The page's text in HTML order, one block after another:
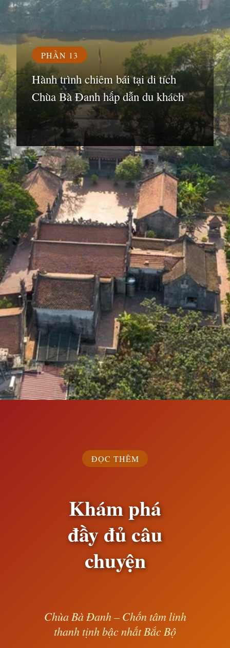
Đang mở https://susach.edu.vn/chua-ba-danh
PHẦN 13
Hành trình chiêm bái tại di tích
Chùa Bà Đanh hấp dẫn du khách
ĐỌC THÊM
Khám phá
đầy đủ câu
chuyện
Chùa Bà Đanh – Chốn tâm linh
thanh tịnh bậc nhất Bắc Bộ